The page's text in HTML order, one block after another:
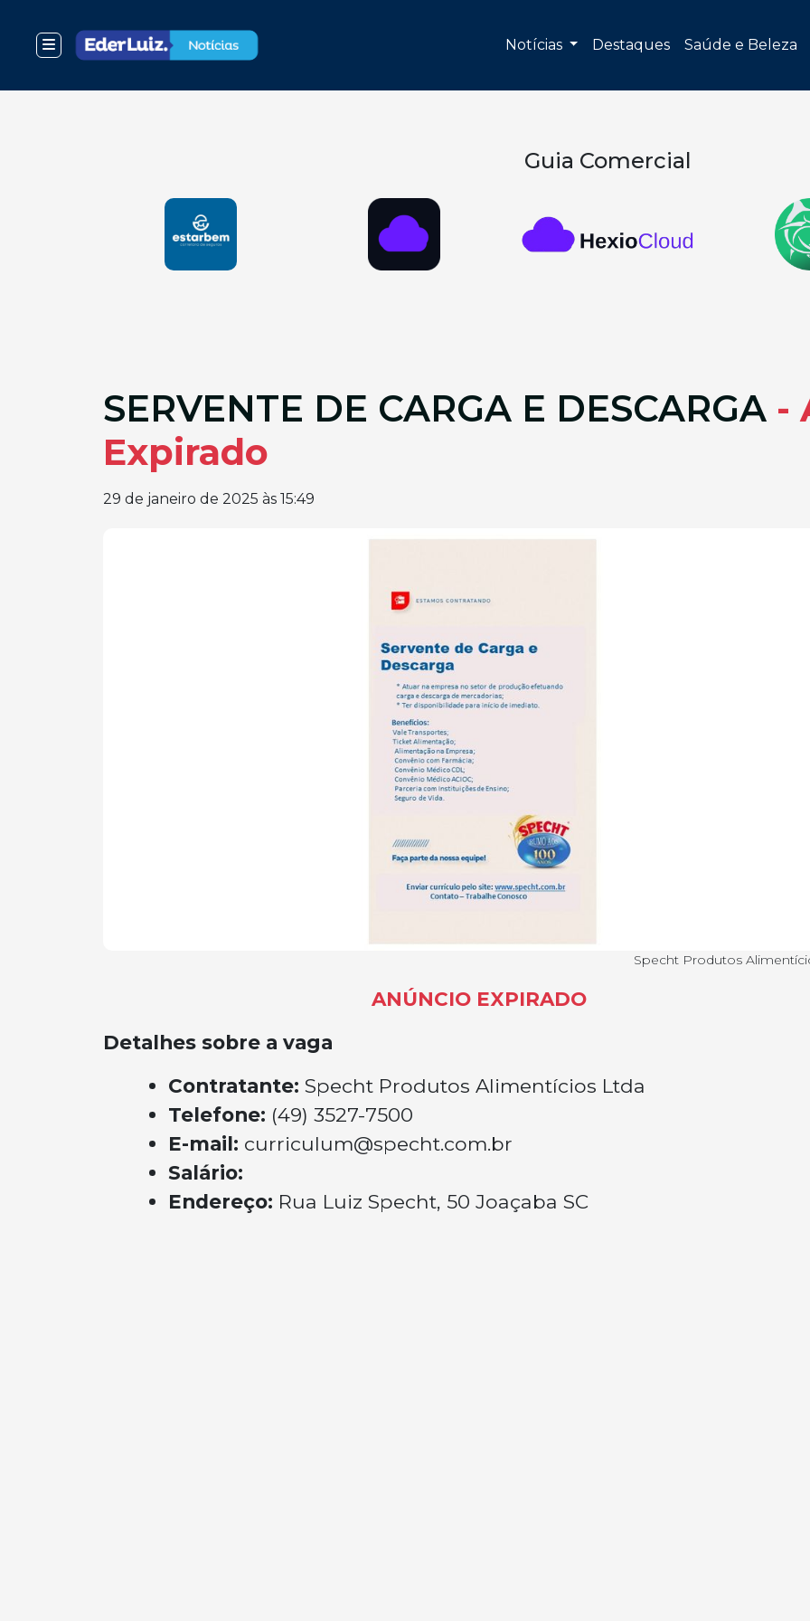
Notícias Destaques Saúde e Beleza
Guia Comercial
SERVENTE DE CARGA E DESCARGA -
Expirado
29 de janeiro de 2025 às 15:49
Specht Produtos
ANÚNCIO EXPIRADO
Detalhes sobre a vaga
Contratante: Specht Produtos Alimentícios Ltda
Telefone: (49) 3527-7500
E-mail: curriculum@specht.com.br
Salário:
Endereço: Rua Luiz Specht, 50 Joaçaba SC